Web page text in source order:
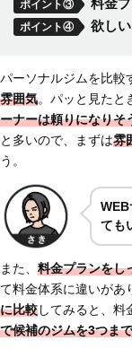
ポイント③ 料金
ポイント④ 欲し
パーソナルジムを比較
雰囲気。パッと見たと
ーナーは頼りになりそ
と多いので、まずは雰
う。
WEB
ても
また、 料金プランをし
て料金体系に違いがあ
に比較してみると、料
で候補のジムを3つま